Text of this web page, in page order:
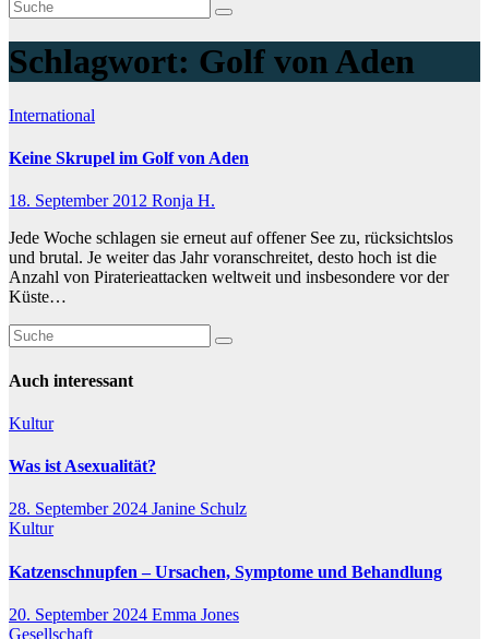
Schlagwort: Golf von Aden
International
Keine Skrupel im Golf von Aden
18. September 2012 Ronja H.
Jede Woche schlagen sie erneut auf offener See zu, rücksichtslos
und brutal. Je weiter das Jahr voranschreitet, desto hoch ist die
Anzahl von Piraterieattacken weltweit und insbesondere vor der
Küste…
Auch interessant
Kultur
Was ist Asexualität?
28. September 2024 Janine Schulz
Kultur
Katzenschnupfen – Ursachen, Symptome und Behandlung
20. September 2024 Emma Jones
Gesellschaft